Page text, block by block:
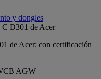
y dongles
C D301 de Acer
de Acer: con certificación